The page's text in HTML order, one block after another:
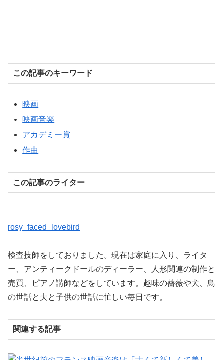
この記事のキーワード
映画
映画音楽
アカデミー賞
作曲
この記事のライター
rosy_faced_lovebird
検査技師をしておりました。現在は家庭に入り、ライタ
ー、アンティークドールのディーラー、人形関連の制作と
売買、ピアノ講師などをしています。趣味の薔薇や犬、鳥
の世話と夫と子供の世話に忙しい毎日です。
関連する記事